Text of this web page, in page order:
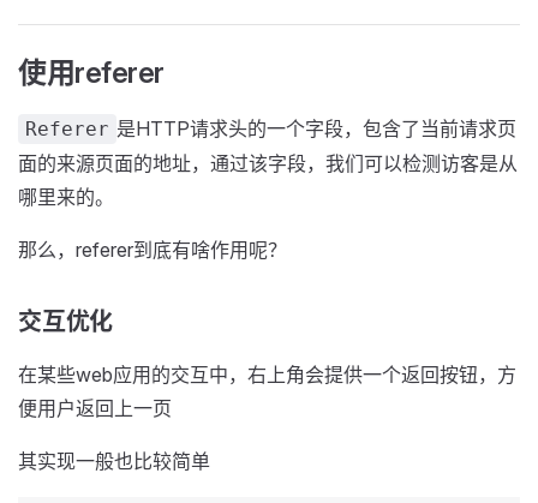
使用referer
Referer 是HTTP请求头的一个字段，包含了当前请求页
面的来源页面的地址，通过该字段，我们可以检测访客是从
哪里来的。
那么，referer到底有啥作用呢？
交互优化
在某些web应用的交互中，右上角会提供一个返回按钮，方
便用户返回上一页
其实现一般也比较简单